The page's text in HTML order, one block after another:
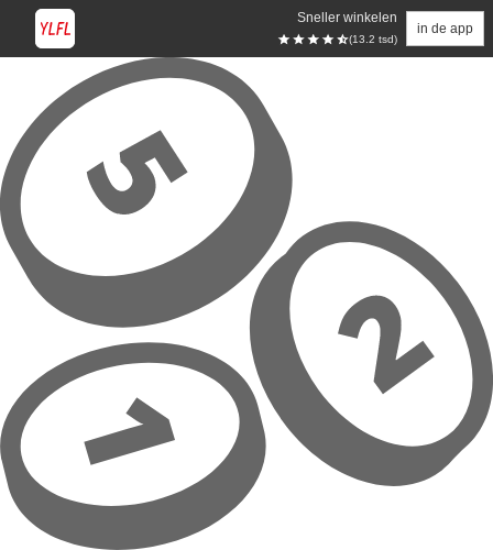
Sneller winkelen
(13.2 tsd)
in de app
Overslaan naar hoofdinhoud